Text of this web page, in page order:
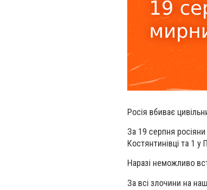
Росія вбиває
За 19 серпня росіяни
Костянтинівці та 1
Наразі неможливо
За всі злочини на